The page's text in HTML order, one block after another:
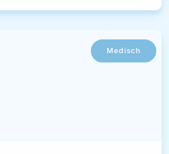
plastisch chirurg Joost
het alternatief voor liposuctie.
Medisch